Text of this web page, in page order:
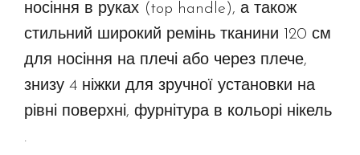
носіння в руках (top handle), а також
стильний широкий ремінь тканини 120 см
для носіння на плечі або через плече,
знизу 4 ніжки для зручної установки на
рівні поверхні, фурнітура в кольорі нікель
.